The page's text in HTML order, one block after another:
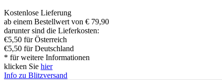
Kostenlose Lieferung
ab einem Bestellwert von € 79,90
darunter sind die Lieferkosten:
€5,50 für Österreich
€5,50 für Deutschland
* für weitere Informationen
klicken Sie hier
Info zu Blitzversand